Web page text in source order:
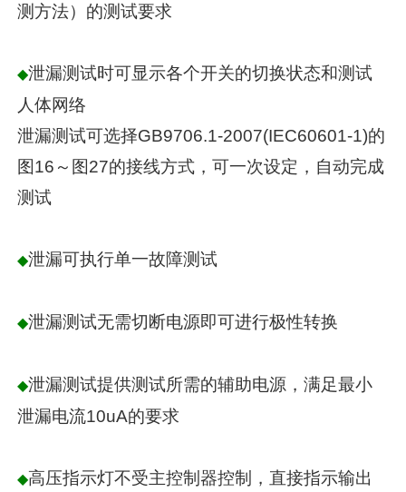
测方法）的测试要求
◆泄漏测试时可显示各个开关的切换状态和测试
人体网络
泄漏测试可选择GB9706.1-2007(IEC60601-1)的
图16～图27的接线方式，可一次设定，自动完成
测试
◆泄漏可执行单一故障测试
◆泄漏测试无需切断电源即可进行极性转换
◆泄漏测试提供测试所需的辅助电源，满足最小
泄漏电流10uA的要求
◆高压指示灯不受主控制器控制，直接指示输出